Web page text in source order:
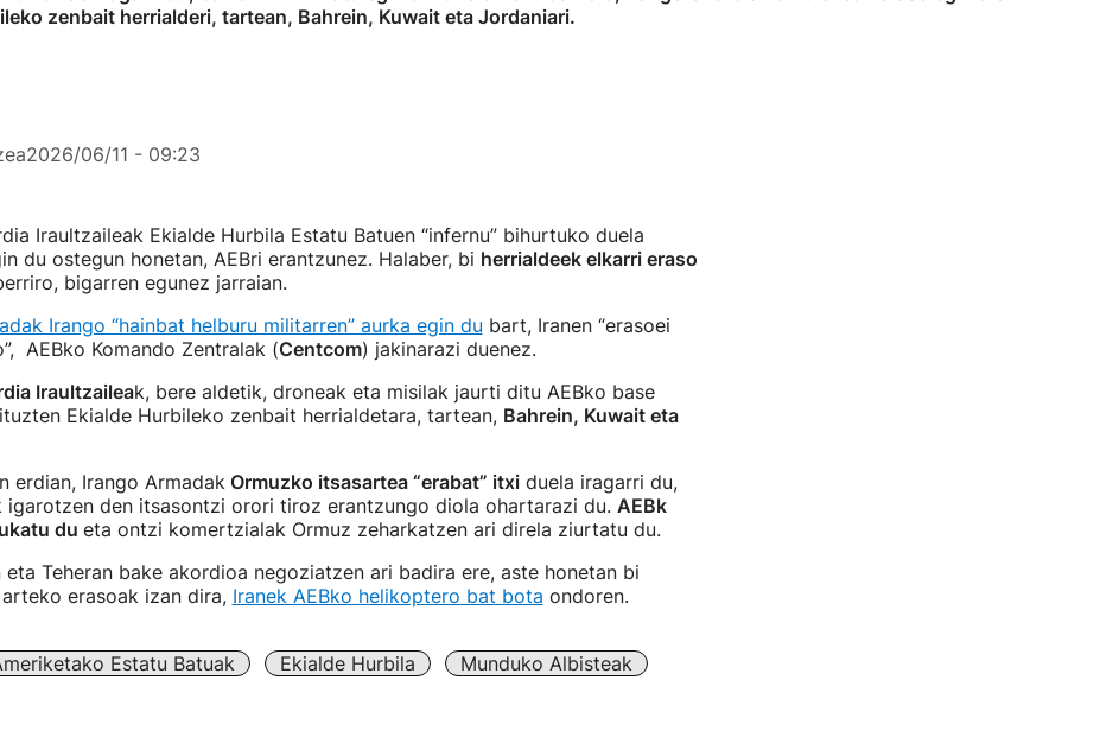
zenbait herrialderi, tartean, Bahrein, Kuwait eta Jordaniari.
2026/06/11 - 09:23
Iraultzaileak Ekialde Hurbila Estatu Batuen “infernu” bihurtuko duela
du ostegun honetan, AEBri erantzunez. Halaber, bi herrialdeek elkarri eraso
bigarren egunez jarraian.
Irango “hainbat helburu militarren” aurka egin du bart, Iranen “erasoei
AEBko Komando Zentralak (Centcom) jakinarazi duenez.
Iraultzaileak, bere aldetik, droneak eta misilak jaurti ditu AEBko base
Ekialde Hurbileko zenbait herrialdetara, tartean, Bahrein, Kuwait eta
erdian, Irango ArmadakOrmuzko itsasartea “erabat” itxiduela iragarri du,
den itsasontzi orori tiroz erantzungo diola ohartarazi du. AEBk
du eta ontzi komertzialak Ormuz zeharkatzen ari direla ziurtatu du.
eta Teheran bake akordioa negoziatzen ari badira ere, aste honetan bi
erasoak izan dira, Iranek AEBko helikoptero bat bota ondoren.
Estatu Batuak Ekialde Hurbila Munduko Albisteak